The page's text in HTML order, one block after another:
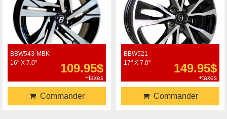
BBW543-MBK
16" X 7.0"
109.95$
+taxes
Commander
BBW521
17" X 7.0"
149.95$
+taxes
Commander